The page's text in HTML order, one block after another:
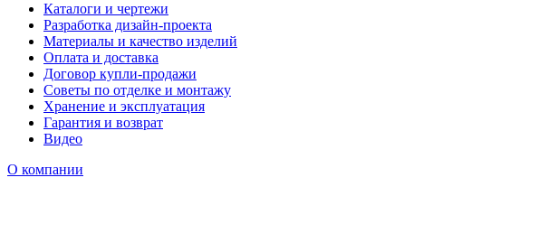
Каталоги и чертежи
Разработка дизайн-проекта
Материалы и качество изделий
Оплата и доставка
Договор купли-продажи
Советы по отделке и монтажу
Хранение и эксплуатация
Гарантия и возврат
Видео
О компании